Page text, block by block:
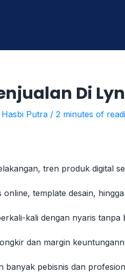
Di
Hasbi Putra / 2 minutes of
tren produk digital
template desain,
kali dengan nyaris tanpa
dan margin
banyak pebisnis dan